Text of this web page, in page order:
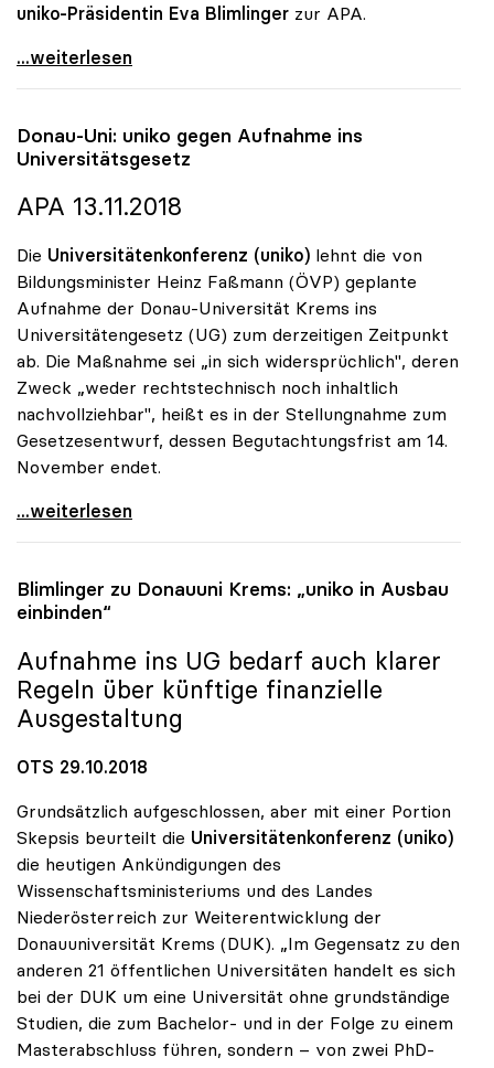
uniko-Präsidentin Eva Blimlinger zur APA.
Uni-Budget: uniko mit Leistungsvereinbarungen
...weiterlesen
Donau-Uni: uniko gegen Aufnahme ins
Universitätsgesetz
APA 13.11.2018
Die Universitätenkonferenz (uniko) lehnt die von
Bildungsminister Heinz Faßmann (ÖVP) geplante
Aufnahme der Donau-Universität Krems ins
Universitätengesetz (UG) zum derzeitigen Zeitpunkt
ab. Die Maßnahme sei „in sich widersprüchlich", deren
Zweck „weder rechtstechnisch noch inhaltlich
nachvollziehbar", heißt es in der Stellungnahme zum
Gesetzesentwurf, dessen Begutachtungsfrist am 14.
November endet.
Donau-Uni: uniko gegen Aufnahme ins
...weiterlesen
Blimlinger zu Donauuni Krems: „uniko in Ausbau
einbinden“
Aufnahme ins UG bedarf auch klarer
Regeln über künftige finanzielle
Ausgestaltung
OTS 29.10.2018
Grundsätzlich aufgeschlossen, aber mit einer Portion
Skepsis beurteilt die Universitätenkonferenz (uniko)
die heutigen Ankündigungen des
Wissenschaftsministeriums und des Landes
Niederösterreich zur Weiterentwicklung der
Donauuniversität Krems (DUK). „Im Gegensatz zu den
anderen 21 öffentlichen Universitäten handelt es sich
bei der DUK um eine Universität ohne grundständige
Studien, die zum Bachelor- und in der Folge zu einem
Masterabschluss führen, sondern – von zwei PhD-